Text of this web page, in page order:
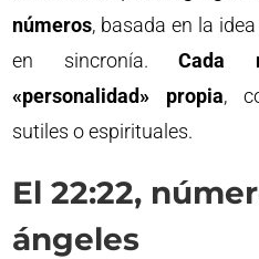
números, basada en la
en sincronía.Cada
«personalidad» propia,
sutiles o espirituales.
El 22:22,
ángeles